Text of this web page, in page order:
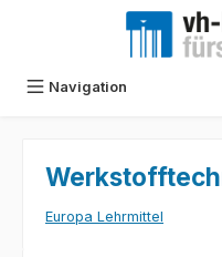
Zum Hauptinhalt springen
Navigation
Europa Lehrmittel